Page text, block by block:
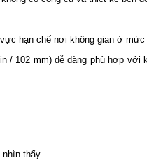
hạn chế nơi không gian ở mức
/ 102 mm) dễ dàng phù hợp với
nhìn thấy